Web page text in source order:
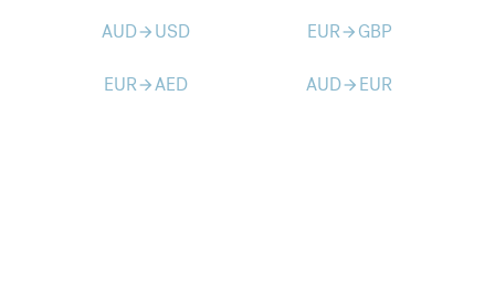
AUDarrow_forward USD EURarrow_forward GBP
EURarrow_forwardAED AUDarrow_forward EUR